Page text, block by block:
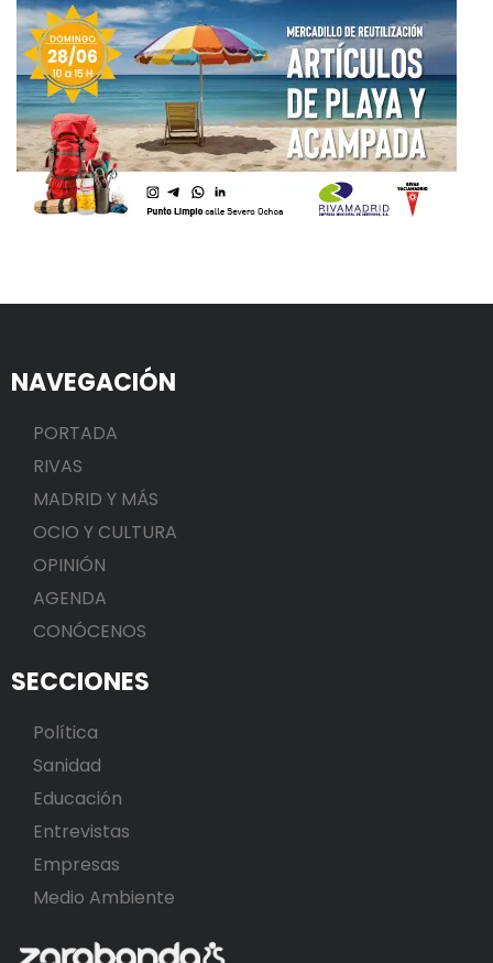
NAVEGACIÓN
PORTADA
RIVAS
MADRID Y MÁS
OCIO Y CULTURA
OPINIÓN
AGENDA
CONÓCENOS
SECCIONES
Política
Sanidad
Educación
Entrevistas
Empresas
Medio Ambiente